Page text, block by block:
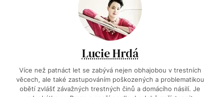
Lucie Hrdá
Více než patnáct let se zabývá nejen obhajobou v trestních
věcech, ale také zastupováním poškozených a problematikou
obětí zvlášť závažných trestných činů a domácího násilí. Je